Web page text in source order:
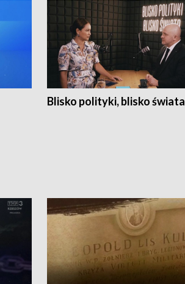
Blisko polityki, blisko świata